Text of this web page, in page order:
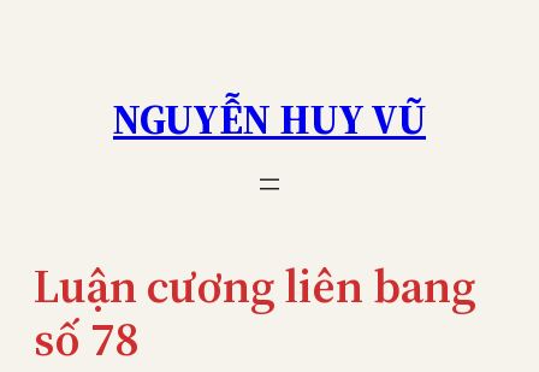
NGUYỄN HUY VŨ
Luận cương liên bang
số 78